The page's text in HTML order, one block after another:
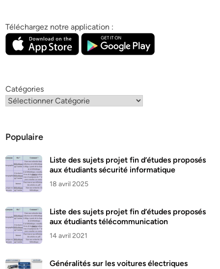
Téléchargez notre application :
Catégories
Populaire
Liste des sujets projet fin d’études proposés
aux étudiants sécurité informatique
18 avril 2025
Liste des sujets projet fin d’études proposés
aux étudiants télécommunication
14 avril 2021
Généralités sur les voitures électriques